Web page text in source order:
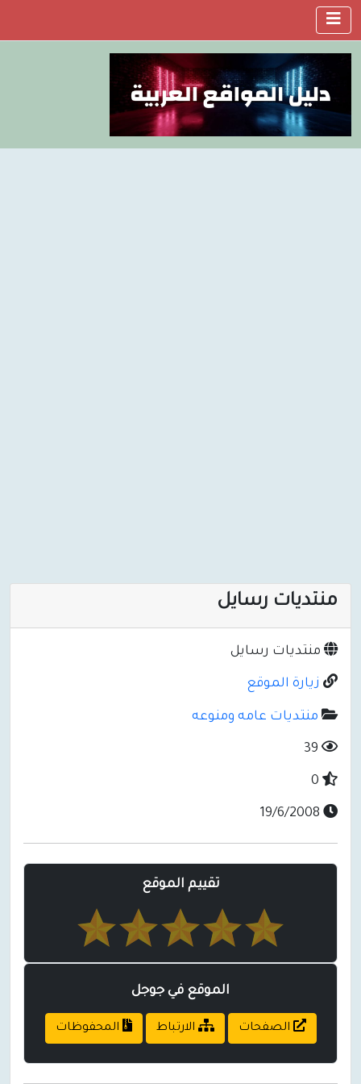
منتديات رسايل
منتديات رسايل
زيارة الموقع
منتديات عامه ومنوعه
تقييم الموقع
الموقع في جوجل
الصفحات الارتباط المحفوظات